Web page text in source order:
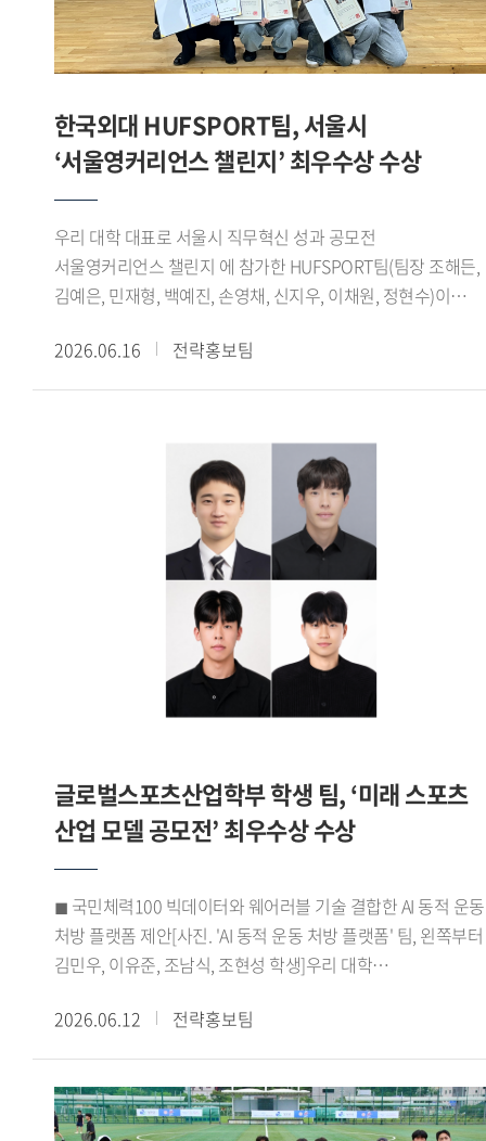
분야에서 성과를 거두고 있다.[사진. 성남청년 창업 역량강화
프로젝트 THE 와플 4기에 선정된 글로벌캠퍼스 HUFS Start-
up Platform 소속 CYCLE-B 팀]이번에 선정된 학생창업팀들은
다양한 분야에서 사업 아이템을 선보이고 있다. 이는 우리 대학
학생 창업가들이 보유한 폭넓은 시야와 사업화 역량을
창업 공간 제공 등 다양한 지원 프로그램을 운영하고 있다.
선정된 학생창업팀에는 최대 2개 학기 동안 혜택이 제공되며,
전문가 특강과 창업 실무 교육 등 창업 역량 강화를 위한
프로그램도 함께 지원된다.오세홍 글로벌창업지원단장은 이번
성과는 특정 분야에 국한되지 않고 기술, 문화, 플랫폼 등
다채로운 영역에서 학생들의 창의적인 아이디어와 열정이
생태계를 더욱 공고히 하고, 학생들이 혁신 창업가로 성장할 수
있도록 체계적이고 아낌없는 지원을 이어가겠다 고 전했다.
한국외대 HUFSPORT팀, 서울시
‘서울영커리언스 챌린지’ 최우수상 수상
우리 대학 대표로 서울시 직무혁신 성과 공모전
서울영커리언스 챌린지 에 참가한 HUFSPORT팀(팀장 조해든,
김예은, 민재형, 백예진, 손영채, 신지우, 이채원, 정현수)이
는 기업이 제시한 실제 과제를 청년들이 팀 단위로 수행하며
문제 해결 능력과 실무 역량을 기르는 프로그램이다. 올해
8개 팀 64명이 선발됐다. 참가자들은 지난 3월 24일부터 6월
6일까지 약 10주간 프로젝트를 수행했으며, 6월 6일
서울글로벌센터 국제회의실에서 열린 성과공유회 및
수료식에서 최종 결과를 발표했다.HUFSPORT팀은 수출
경험이 없는 국내 중소기업 3개사를 대상으로 수출 인프라
구축, 해외 바이어 발굴, 화상 미팅 등 해외영업 전 과정을 직접
수행했다. 특히 기업별 산업 특성을 분석해 적합한 해외 시장을
발굴하고 맞춤형 진출 전략을 수립해 참여 기업 모두의 현지
바이어 미팅을 성사시키며 우수한 성과를 거뒀다. 이 같은
성과를 바탕으로 HUFSPORT팀은 최우수상을 수상하며 실무
적용하며 글로벌 비즈니스 역량을 키울 수 있었다 며 팀원들과
긴밀하게 소통하고 협력하며 문제를 해결해 온 결과
최우수상이라는 뜻깊은 성과를 거둘 수 있어 더욱 의미 있는
대학일자리플러스본부(본부장 신근혜)는 앞으로도 서울시
서울영커리언스 사업에 참여해 학생들에게 실무 중심의 직무
경험 기회를 제공할 예정이다. 또한 고용노동부 재학생 맞춤형
진로 취업 역량 강화를 적극 지원할 계획이다.
2026.06.16 전략홍보팀
글로벌스포츠산업학부 학생 팀, ‘미래 스포츠
산업 모델 공모전’ 최우수상 수상
◼ 국민체력100 빅데이터와 웨어러블 기술 결합한 AI 동적 운동
처방 플랫폼 제안[사진. 'AI 동적 운동 처방 플랫폼' 팀, 왼쪽부터
김민우, 이유준, 조남식, 조현성 학생]우리 대학
동적 운동 처방 플랫폼 팀(김민우 이유준 조남식 조현성)이 지난
5월 21일 한국문화스포츠학회가 주최한 미래 스포츠 산업 모델
공모전 바이오헬스 부문에서 최우수상을 수상했다.이번
공모전은 디지털 헬스케어 기술과 공공데이터를 활용해 국민
2026.06.12 전략홍보팀